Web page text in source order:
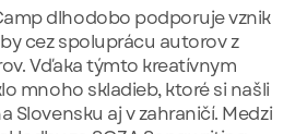
dlhodobo podporuje vznik
cez spoluprácu autorov z
Vďaka týmto kreatívnym
mnoho skladieb, ktoré si našli
Slovensku aj v zahraničí. Medzi